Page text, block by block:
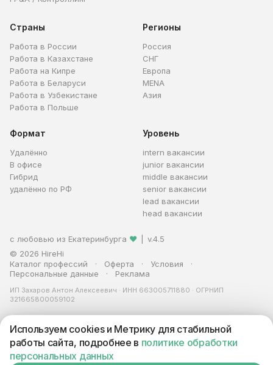
Откликнуться на hirehi
Страны
Работа в России
Работа в Казахстане
Работа на Кипре
Работа в Беларуси
Работа в Узбекистане
Работа в Польше
Регионы
Россия
СНГ
Европа
MENA
Азия
Формат
Удалённо
В офисе
Гибрид
удалённо по РФ
Уровень
intern вакансии
junior вакансии
middle вакансии
senior вакансии
lead вакансии
head вакансии
с любовью из Екатеринбурга ❤
v.4.5
© 2026 HireHi
Каталог профессий
Оферта
Условия
Персональные данные
Реклама
ИП Захаров Антон Алексеевич · ИНН 663005711880 · ОГРНИП
321665800059102
Используем cookies и Метрику для стабильной
работы сайта, подробнее в политике обработки
персональных данных